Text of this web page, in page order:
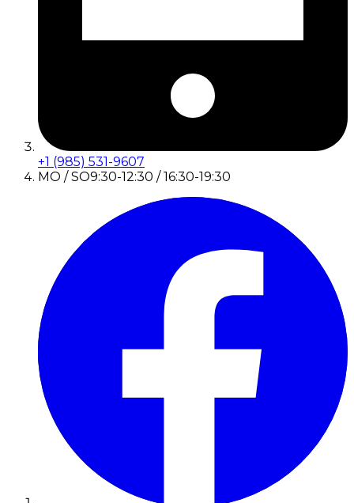
+1 (985) 531-9607
MO / SO9:30-12:30 / 16:30-19:30